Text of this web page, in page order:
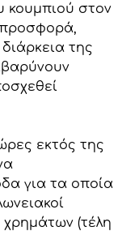
κουμπιού στον
προσφορά,
της
εκτός της
για τα οποία
(τέλη